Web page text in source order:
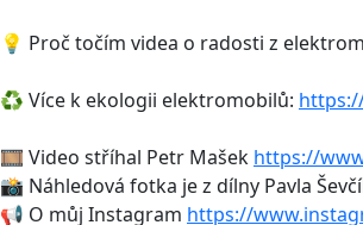
💡 Proč točím videa o radosti z
♻️ Více k ekologii elektromobilů:
🎞 Video stříhal Petr Mašek https://
📸 Náhledová fotka je z dílny Pavla
📢 O můj Instagram https://